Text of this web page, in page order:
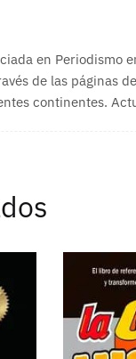
en Periodismo
de las páginas
continentes.